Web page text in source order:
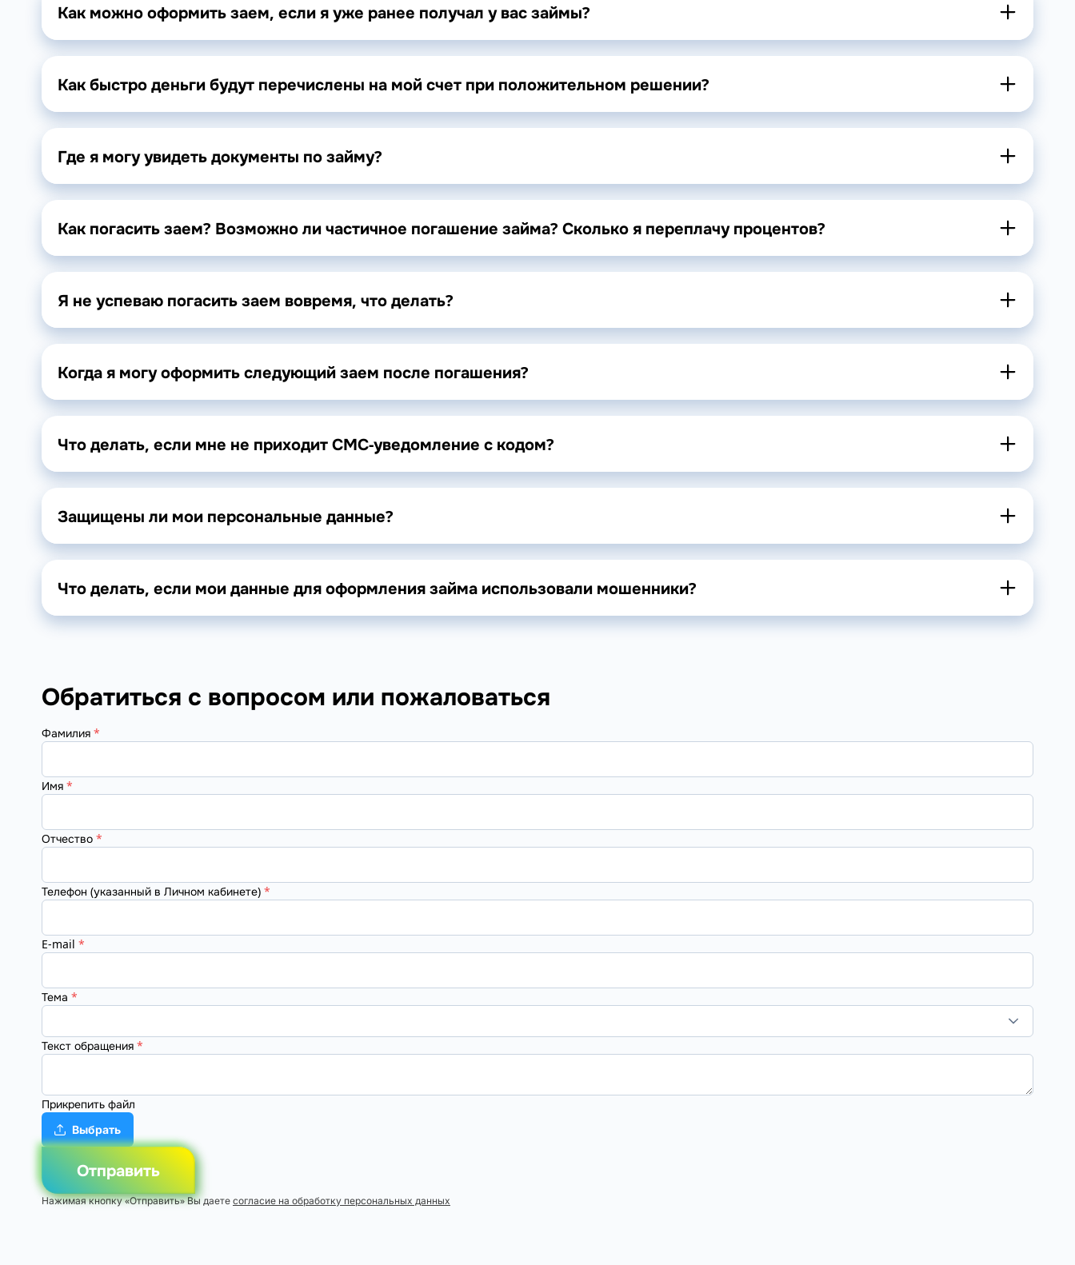
Как можно оформить заем, если я уже ранее получал у вас займы?
Как быстро деньги будут перечислены на мой счет при положительном решении?
Где я могу увидеть документы по займу?
Как погасить заем? Возможно ли частичное погашение займа? Сколько я переплачу процентов?
Я не успеваю погасить заем вовремя, что делать?
Когда я могу оформить следующий заем после погашения?
Что делать, если мне не приходит СМС-уведомление с кодом?
Защищены ли мои персональные данные?
Что делать, если мои данные для оформления займа использовали мошенники?
Обратиться с вопросом или пожаловаться
Фамилия *
Имя *
Отчество *
Телефон (указанный в Личном кабинете) *
E-mail *
Тема *
Текст обращения *
Прикрепить файл
Выбрать
Отправить
Нажимая кнопку «Отправить» Вы даетесогласие на обработку персональных данных